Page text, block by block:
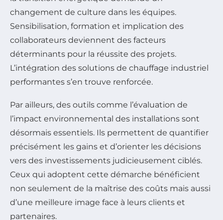
changement de culture dans les équipes.
Sensibilisation, formation et implication des
collaborateurs deviennent des facteurs
déterminants pour la réussite des projets.
L’intégration des solutions de chauffage industriel
performantes s’en trouve renforcée.
Par ailleurs, des outils comme l’évaluation de
l’impact environnemental des installations sont
désormais essentiels. Ils permettent de quantifier
précisément les gains et d’orienter les décisions
vers des investissements judicieusement ciblés.
Ceux qui adoptent cette démarche bénéficient
non seulement de la maîtrise des coûts mais aussi
d’une meilleure image face à leurs clients et
partenaires.